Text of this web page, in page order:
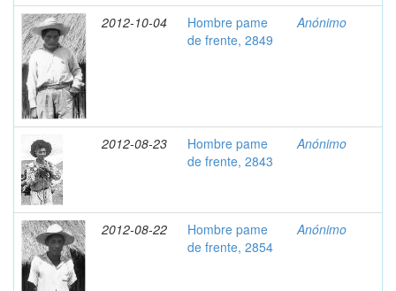
2012-10-04
Hombre pame
de frente, 2849
Anónimo
2012-08-23
Hombre pame
de frente, 2843
Anónimo
2012-08-22
Hombre pame
de frente, 2854
Anónimo